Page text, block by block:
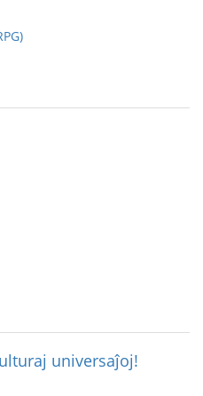
universaĵoj!